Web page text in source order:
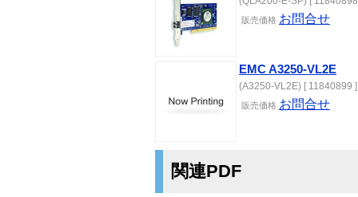
販売価格 お問合せ
EMC A3250-VL2E
(A3250-VL2E) [ 11840899 ]
販売価格 お問合せ
関連PDF